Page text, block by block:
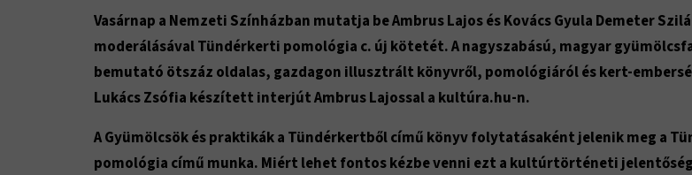
Vasárnap a Nemzeti Színházban mutatja be Ambrus Lajos és Kovács Gyula Demeter
moderálásával Tündérkerti pomológia c. új kötetét. A nagyszabású, magyar
bemutató ötszáz oldalas, gazdagon illusztrált könyvről, pomológiáról és kert-
Lukács Zsófia készített interjút Ambrus Lajossal a kultúra.hu-n.
A Gyümölcsök és praktikák a Tündérkertből című könyv folytatásaként jelenik meg a
pomológia című munka. Miért lehet fontos kézbe venni ezt a kultúrtörténeti